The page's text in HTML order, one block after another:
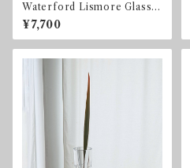
Waterford Lismore Glasse
s 2客セット ウォーターフ
ォード アイルランド
¥7,700